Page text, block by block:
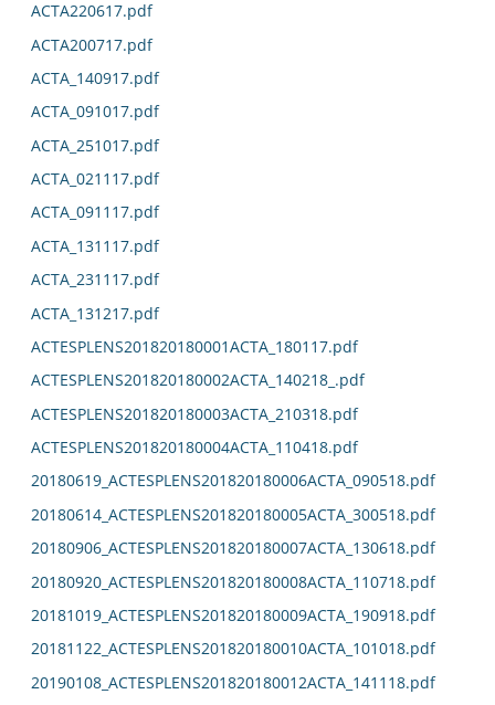
ACTA220617.pdf
ACTA200717.pdf
ACTA_140917.pdf
ACTA_091017.pdf
ACTA_251017.pdf
ACTA_021117.pdf
ACTA_091117.pdf
ACTA_131117.pdf
ACTA_231117.pdf
ACTA_131217.pdf
ACTESPLENS201820180001ACTA_180117.pdf
ACTESPLENS201820180002ACTA_140218_.pdf
ACTESPLENS201820180003ACTA_210318.pdf
ACTESPLENS201820180004ACTA_110418.pdf
20180619_ACTESPLENS201820180006ACTA_090518.pdf
20180614_ACTESPLENS201820180005ACTA_300518.pdf
20180906_ACTESPLENS201820180007ACTA_130618.pdf
20180920_ACTESPLENS201820180008ACTA_110718.pdf
20181019_ACTESPLENS201820180009ACTA_190918.pdf
20181122_ACTESPLENS201820180010ACTA_101018.pdf
20190108_ACTESPLENS201820180012ACTA_141118.pdf